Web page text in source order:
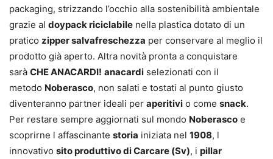
packaging, strizzando l’occhio alla sostenibilità ambientale
grazie al doypack riciclabile nella plastica dotato di un
pratico zipper salvafreschezza per conservare al meglio il
prodotto già aperto. Altra novità pronta a conquistare
sarà CHE ANACARDI! anacardi selezionati con il
metodo Noberasco, non salati e tostati al punto giusto
diventeranno partner ideali per aperitivi o come snack.
Per restare sempre aggiornati sul mondo Noberasco e
scoprirne l affascinante storia iniziata nel 1908, l
innovativo sito produttivo di Carcare (Sv), i pillar